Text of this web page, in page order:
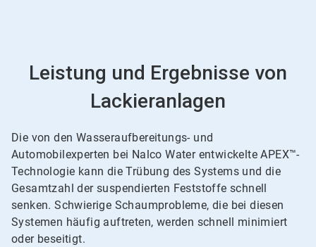
Leistung und Ergebnisse von
Lackieranlagen
Die von den Wasseraufbereitungs- und
Automobilexperten bei Nalco Water entwickelte APEX™-
Technologie kann die Trübung des Systems und die
Gesamtzahl der suspendierten Feststoffe schnell
senken. Schwierige Schaumprobleme, die bei diesen
Systemen häufig auftreten, werden schnell minimiert
oder beseitigt.